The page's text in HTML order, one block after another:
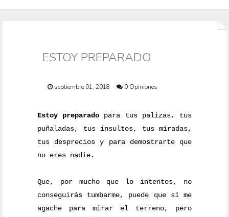
ESTOY PREPARADO
septiembre 01, 2018 0 Opiniones
Estoy preparado para tus palizas, tus
puñaladas, tus insultos, tus miradas,
tus desprecios y para demostrarte que
no eres nadie.
Que, por mucho que lo intentes, no
conseguirás tumbarme, puede que sí me
agache para mirar el terreno, pero